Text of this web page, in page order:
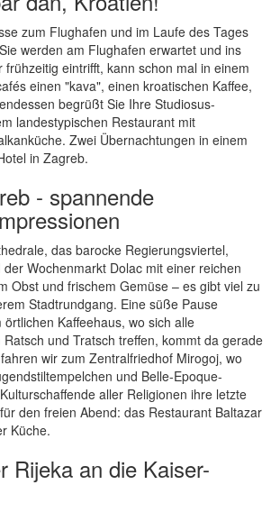
zum Flughafen und im Laufe des Tages
werden am Flughafen erwartet und ins
frühzeitig eintrifft, kann schon mal in einem
einen "kava", einen kroatischen Kaffee,
begrüßt Sie Ihre Studiosus-
landestypischen Restaurant mit
Zwei Übernachtungen in einem
in Zagreb.
- spannende
das barocke Regierungsviertel,
Wochenmarkt Dolac mit einer reichen
Obst und frischem Gemüse – es gibt viel zu
Stadtrundgang. Eine süße Pause
Kaffeehaus, wo sich alle
und Tratsch treffen, kommt da gerade
wir zum Zentralfriedhof Mirogoj, wo
und Belle-Epoque-
aller Religionen ihre letzte
den freien Abend: das Restaurant Baltazar
Küche.
Rijeka an die Kaiser-